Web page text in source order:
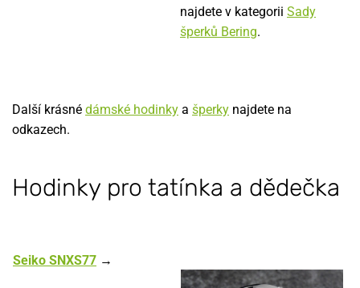
najdete v kategorii Sady
šperků Bering.
Další krásné dámské hodinky a šperky najdete na
odkazech.
Hodinky pro tatínka a dědečka
Seiko SNXS77 →